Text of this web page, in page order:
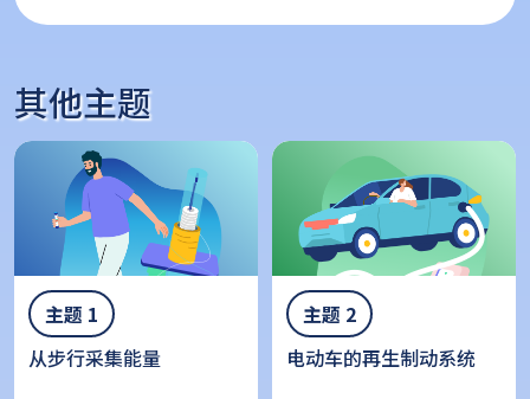
其他主题
主题 1
从步行采集能量
主题 2
电动车的再生制动系统